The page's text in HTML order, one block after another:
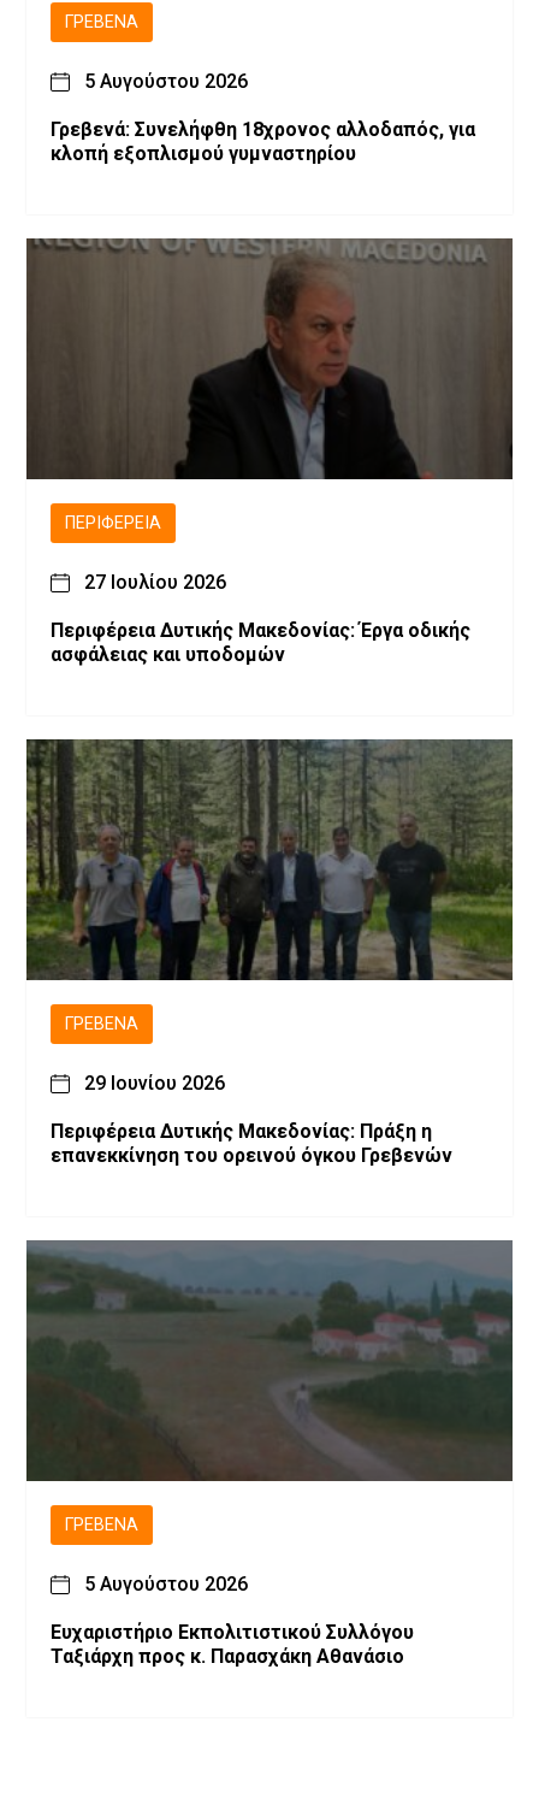
ΓΡΕΒΕΝΆ
5 Αυγούστου 2026
Γρεβενά: Συνελήφθη 18χρονος αλλοδαπός, για
κλοπή εξοπλισμού γυμναστηρίου
ΠΕΡΙΦΈΡΕΙΑ
27 Ιουλίου 2026
Περιφέρεια Δυτικής Μακεδονίας: Έργα οδικής
ασφάλειας και υποδομών
ΓΡΕΒΕΝΆ
29 Ιουνίου 2026
Περιφέρεια Δυτικής Μακεδονίας: Πράξη η
επανεκκίνηση του ορεινού όγκου Γρεβενών
ΓΡΕΒΕΝΆ
5 Αυγούστου 2026
Ευχαριστήριο Εκπολιτιστικού Συλλόγου
Ταξιάρχη προς κ. Παρασχάκη Αθανάσιο